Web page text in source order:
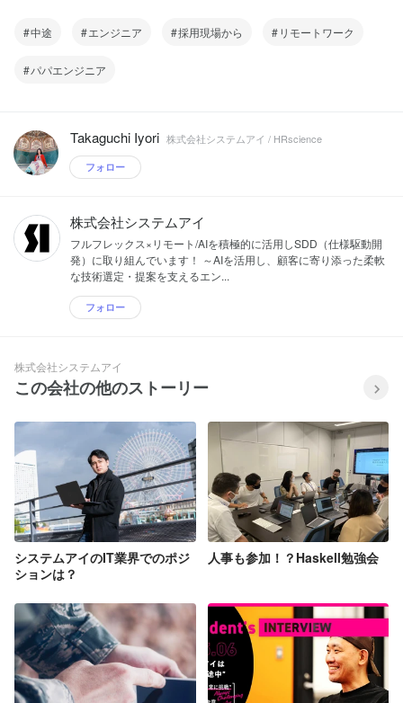
中途 エンジニア 採用現場から リモートワーク
パパエンジニア
Takaguchi Iyori 株式会社システムアイ / HRscience
フォロー
株式会社システムアイ
フルフレックス×リモート/AIを積極的に活用しSDD（仕様駆動開
発）に取り組んでいます！ ～AIを活用し、顧客に寄り添った柔軟
な技術選定・提案を支えるエン...
フォロー
株式会社システムアイ
この会社の他のストーリー
システムアイのIT業界でのポジ
ションは？
人事も参加！？Haskell勉強会